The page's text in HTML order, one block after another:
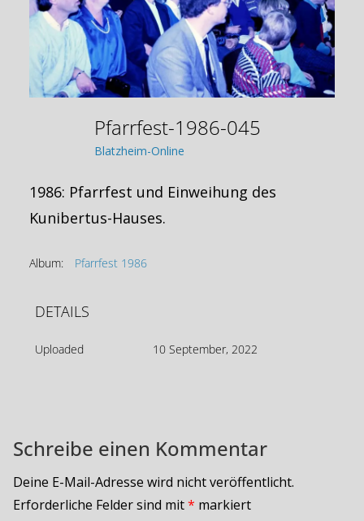
Pfarrfest-1986-045
Blatzheim-Online
1986: Pfarrfest und Einweihung des
Kunibertus-Hauses.
Album: Pfarrfest 1986
DETAILS
Uploaded 10 September, 2022
Schreibe einen Kommentar
Deine E-Mail-Adresse wird nicht veröffentlicht.
Erforderliche Felder sind mit* markiert